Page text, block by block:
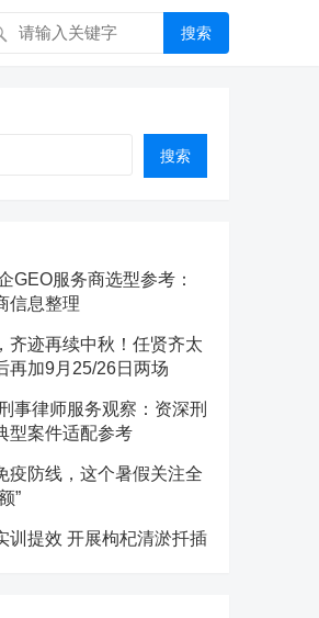
搜索
搜索
GEO服务商选型参考：
信息整理
齐迹再续中秋！任贤齐太
再加9月25/26日两场
事律师服务观察：资深刑
型案件适配参考
疫防线，这个暑假关注全
”
训提效 开展枸杞清淤扦插